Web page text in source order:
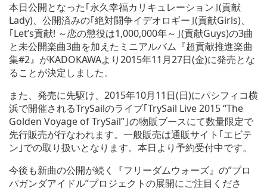
本日公開となった｢永久幸福カリキュレーション｣(貢献
Lady)、公開済みの｢絶対闘争イデオロギー｣(貢献Girls)、
｢Let’s貢献! ～恋の懲役は1,000,000年～｣(貢献Guys)の3曲
と未公開楽曲3曲を加えたミニアルバム『超貢献推進楽曲
集#2』がKADOKAWAより2015年11月27日(金)に発売とな
ることが決定しました。
また、発売に先駆け、2015年10月11日(日)にパシフィコ横
浜で開催されるTrySailのライブ｢TrySail Live 2015 “The
Golden Voyage of TrySail”｣の物販ブースにて数量限定で
先行販売が行なわれます。一般販売は通販サイト｢エビテ
ン｣での取り扱いとなります。本日より予約受付中です。
今後も新曲の公開が続く『フリーダムウォーズ』の”プロ
パガンダアイドル”プロジェクトの展開にご注目くださ